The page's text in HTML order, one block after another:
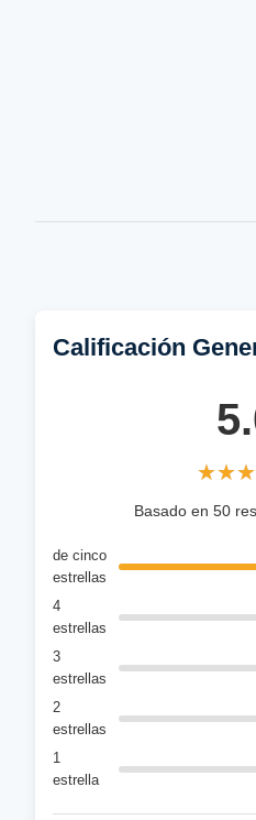
Calificación
Basado en 50
de cinco
estrellas
4
estrellas
3
estrellas
2
estrellas
1
estrella